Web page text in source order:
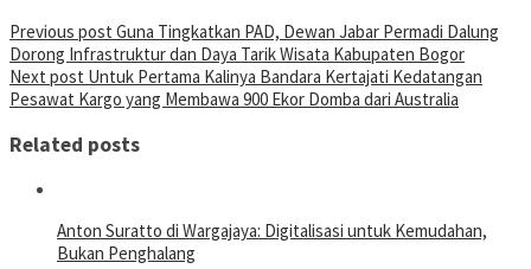
Previous post Guna Tingkatkan PAD, Dewan Jabar Permadi Dalung
Dorong Infrastruktur dan Daya Tarik Wisata Kabupaten Bogor
Next post Untuk Pertama Kalinya Bandara Kertajati Kedatangan
Pesawat Kargo yang Membawa 900 Ekor Domba dari Australia
Related posts
Anton Suratto di Wargajaya: Digitalisasi untuk Kemudahan,
Bukan Penghalang